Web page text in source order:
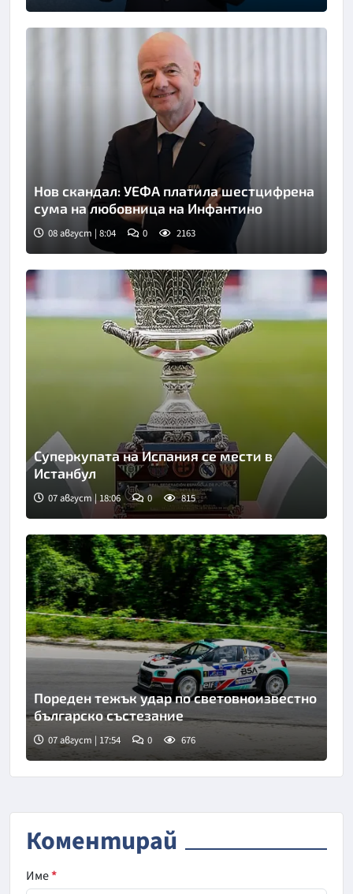
Нов скандал: УЕФА платила шестцифрена
сума на любовница на Инфантино
08 август | 8:04 0 2163
Снимка: X/Twitter
Суперкупата на Испания се мести в
Истанбул
07 август | 18:06 0 815
Пореден тежък удар по световноизвестно
българско състезание
07 август | 17:54 0 676
Коментирай
Име*